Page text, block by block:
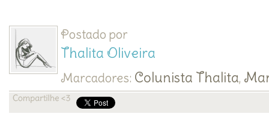
Postado por
Thalita Oliveira
Marcadores: Colunista Thalita,